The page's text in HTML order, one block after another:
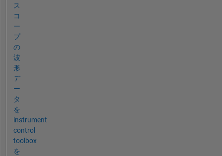
ス
コ
ー
プ
の
波
形
デ
ー
タ
を
instrument
control
toolbox
を